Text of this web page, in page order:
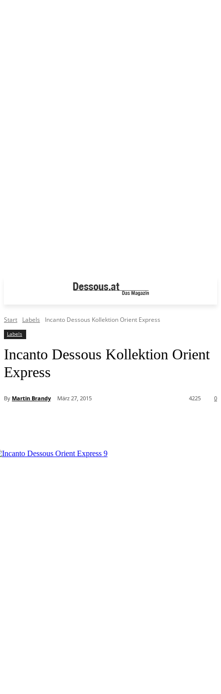
Start Labels Incanto Dessous Kollektion Orient Express
Labels
Incanto Dessous Kollektion Orient
Express
By Martin Brandy März 27, 2015 0
4225